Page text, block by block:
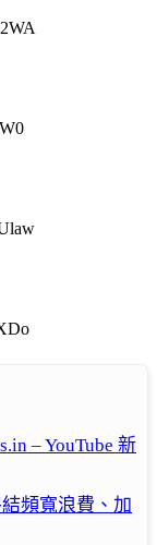
– YouTube 新
頻寬浪費、加